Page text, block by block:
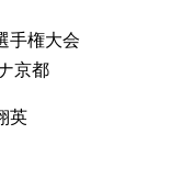
手権大会
京都
英